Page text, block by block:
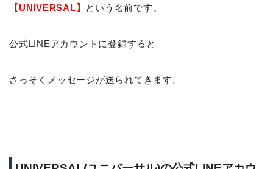
【UNIVERSAL】 という名前です。
公式LINEアカウントに登録すると
さっそくメッセージが送られてきます。